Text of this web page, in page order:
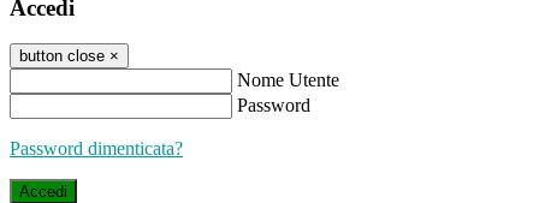
Accedi
button close ×
Nome Utente
Password
Password dimenticata?